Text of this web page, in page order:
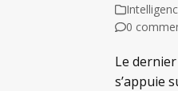
0
Le
s’appuie